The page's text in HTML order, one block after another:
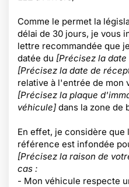
Comme le permet la
délai de 30 jours, je vous
lettre recommandée que
datée du [Précisez la
[Précisez la date de
relative à l'entrée de mon
[Précisez la plaque
véhicule] dans la zone de
En effet, je considère que
référence est infondée
[Précisez la raison de
cas :
- Mon véhicule respecte